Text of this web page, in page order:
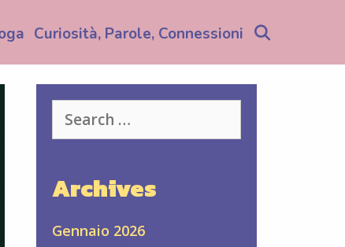
Curiosità, Parole, Connessioni
for:
Archives
Gennaio 2026